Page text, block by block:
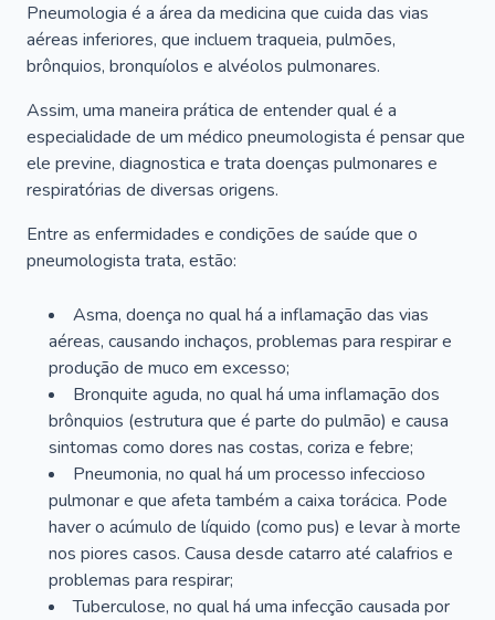
Pneumologia é a área da medicina que cuida das vias
aéreas inferiores, que incluem traqueia, pulmões,
brônquios, bronquíolos e alvéolos pulmonares.
Assim, uma maneira prática de entender qual é a
especialidade de um médico pneumologista é pensar que
ele previne, diagnostica e trata doenças pulmonares e
respiratórias de diversas origens.
Entre as enfermidades e condições de saúde que o
pneumologista trata, estão:
Asma, doença no qual há a inflamação das vias
aéreas, causando inchaços, problemas para respirar e
produção de muco em excesso;
Bronquite aguda, no qual há uma inflamação dos
brônquios (estrutura que é parte do pulmão) e causa
sintomas como dores nas costas, coriza e febre;
Pneumonia, no qual há um processo infeccioso
pulmonar e que afeta também a caixa torácica. Pode
haver o acúmulo de líquido (como pus) e levar à morte
nos piores casos. Causa desde catarro até calafrios e
problemas para respirar;
Tuberculose, no qual há uma infecção causada por